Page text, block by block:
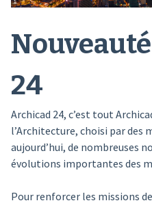
24
Archicad 24, c’est tout
l’Architecture, choisi par des
aujourd’hui, de nombreuses
évolutions importantes des
Pour renforcer les missions